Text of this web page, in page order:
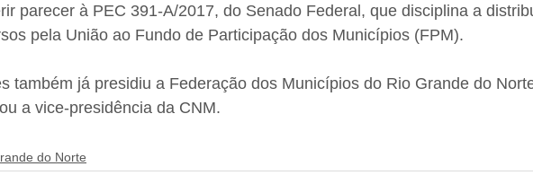
parecer à PEC 391-A/2017, do Senado Federal, que disciplina a
pela União ao Fundo de Participação dos Municípios (FPM).
também já presidiu a Federação dos Municípios do Rio Grande do
a vice-presidência da CNM.
do Norte